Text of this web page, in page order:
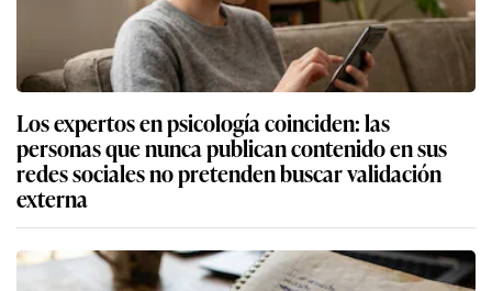
Los expertos en psicología coinciden: las
personas que nunca publican contenido en sus
redes sociales no pretenden buscar validación
externa